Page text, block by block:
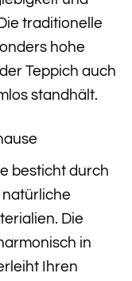
traditionelle
hohe
Teppich auch
standhält.
besticht durch
natürliche
Die
in
Ihren